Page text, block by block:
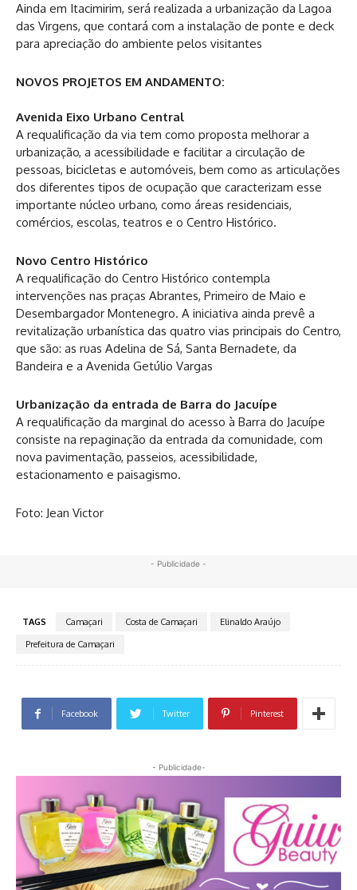
Ainda em Itacimirim, será realizada a urbanização da Lagoa
das Virgens, que contará com a instalação de ponte e deck
para apreciação do ambiente pelos visitantes
NOVOS PROJETOS EM ANDAMENTO:
Avenida Eixo Urbano Central
A requalificação da via tem como proposta melhorar a
urbanização, a acessibilidade e facilitar a circulação de
pessoas, bicicletas e automóveis, bem como as articulações
dos diferentes tipos de ocupação que caracterizam esse
importante núcleo urbano, como áreas residenciais,
comércios, escolas, teatros e o Centro Histórico.
Novo Centro Histórico
A requalificação do Centro Histórico contempla
intervenções nas praças Abrantes, Primeiro de Maio e
Desembargador Montenegro. A iniciativa ainda prevê a
revitalização urbanística das quatro vias principais do Centro,
que são: as ruas Adelina de Sá, Santa Bernadete, da
Bandeira e a Avenida Getúlio Vargas
Urbanização da entrada de Barra do Jacuípe
A requalificação da marginal do acesso à Barra do Jacuípe
consiste na repaginação da entrada da comunidade, com
nova pavimentação, passeios, acessibilidade,
estacionamento e paisagismo.
Foto: Jean Victor
- Publicidade -
TAGS Camaçari Costa de Camaçari
Elinaldo Araújo
Prefeitura de Camaçari
Facebook Twitter Pinterest
- Publicidade-